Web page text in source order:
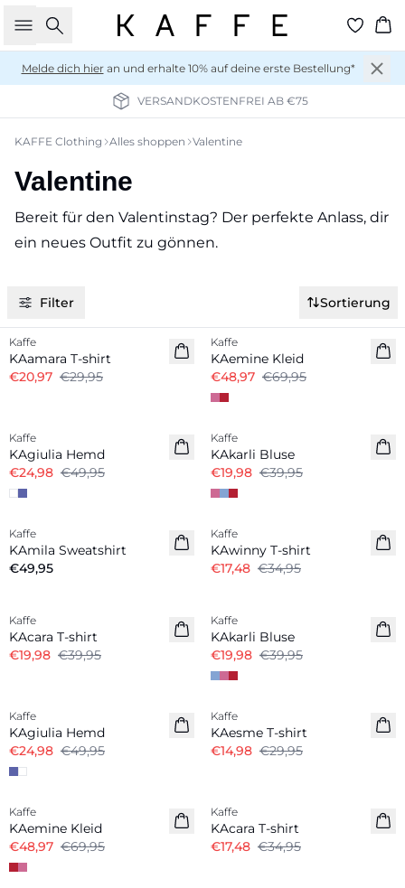
Suche
Melde dich hieran und erhalte 10% auf deine erste Bestellung*
VERSANDKOSTENFREI AB €75
KAFFE Clothing Alles shoppen Valentine
Valentine
Bereit für den Valentinstag? Der perfekte Anlass, dir
ein neues Outfit zu gönnen.
Filter Sortierung
-30%
Kaffe
KAamara T-shirt
€20,97 €29,95
Kaffe
KAemine Kleid
€48,97 €69,95
Kaffe
KAgiulia Hemd
€24,98 €49,95
-50%
Kaffe
KAkarli Bluse
€19,98 €39,95
Kaffe
KAmila Sweatshirt
€49,95
-50%
Kaffe
KAwinny T-shirt
€17,48 €34,95
Kaffe
KAcara T-shirt
€19,98 €39,95
Kaffe
KAkarli Bluse
€19,98 €39,95
Kaffe
KAgiulia Hemd
€24,98 €49,95
-50%
Kaffe
KAesme T-shirt
€14,98 €29,95
-30%
Kaffe
KAemine Kleid
€48,97 €69,95
Kaffe
KAcara T-shirt
€17,48 €34,95
-50%